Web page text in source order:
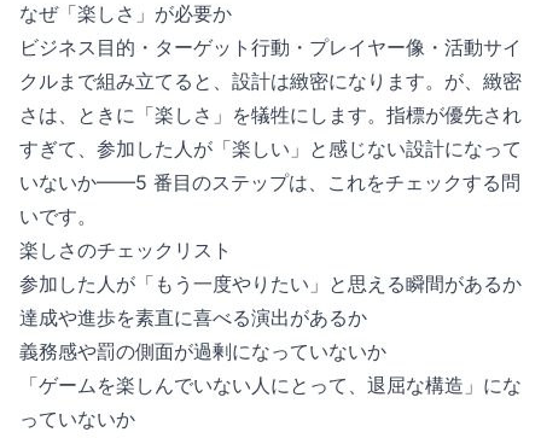
なぜ「楽しさ」が必要か
ビジネス目的・ターゲット行動・プレイヤー像・活動サイ
クルまで組み立てると、設計は緻密になります。が、緻密
さは、ときに「楽しさ」を犠牲にします。指標が優先され
すぎて、参加した人が「楽しい」と感じない設計になって
いないか——5 番目のステップは、これをチェックする問
いです。
楽しさのチェックリスト
参加した人が「もう一度やりたい」と思える瞬間があるか
達成や進歩を素直に喜べる演出があるか
義務感や罰の側面が過剰になっていないか
「ゲームを楽しんでいない人にとって、退屈な構造」にな
っていないか